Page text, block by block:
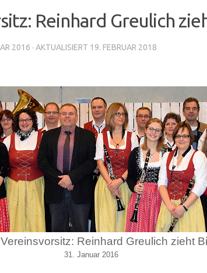
Reinhard Greulich
2016 · AKTUALISIERT 19. FEBRUAR 2018
Reinhard Greulich zieht
31. Januar 2016